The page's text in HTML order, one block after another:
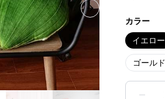
Next slide
カラー
イエロー
ゴールド